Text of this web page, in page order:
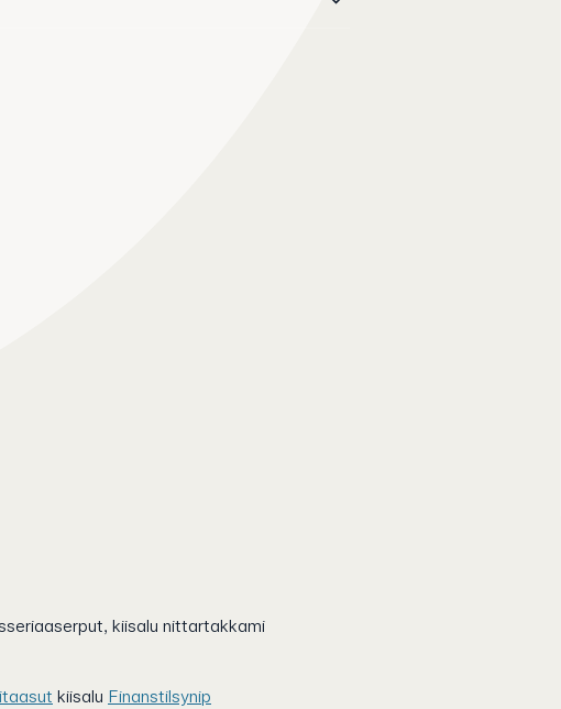
kiisalu nittartakkami
kiisalu Finanstilsynip